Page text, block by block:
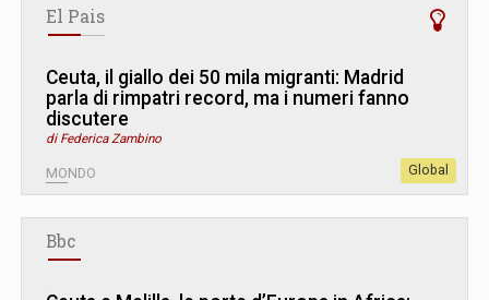
El Pais
Ceuta, il giallo dei 50 mila migranti: Madrid
parla di rimpatri record, ma i numeri fanno
discutere
di Federica Zambino
MONDO Global
Bbc